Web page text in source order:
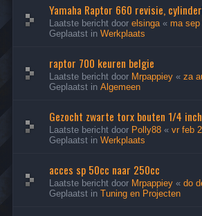
Yamaha Raptor 660 revisie,
Laatste bericht door elsinga « ma sep
Geplaatst in Werkplaats
raptor 700 keuren belgie
Laatste bericht door Mrpappiey « za
Geplaatst in Algemeen
Gezocht zwarte torx bouten 1/4
Laatste bericht door Polly88 « vr feb
Geplaatst in Werkplaats
acces sp 50cc naar 250cc
Laatste bericht door Mrpappiey « do
Geplaatst in Tuning en Projecten